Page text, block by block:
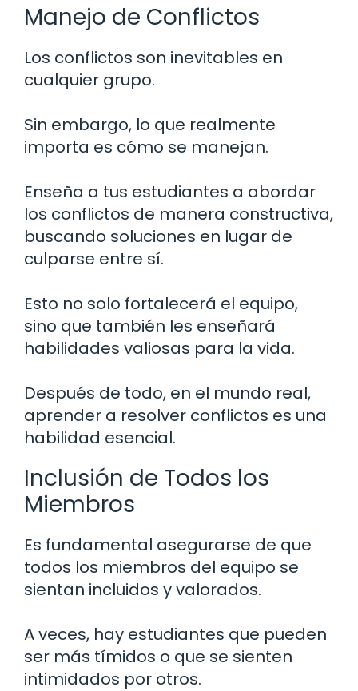
Manejo de Conflictos
Los conflictos son inevitables en
cualquier grupo.
Sin embargo, lo que realmente
importa es cómo se manejan.
Enseña a tus estudiantes a abordar
los conflictos de manera constructiva,
buscando soluciones en lugar de
culparse entre sí.
Esto no solo fortalecerá el equipo,
sino que también les enseñará
habilidades valiosas para la vida.
Después de todo, en el mundo real,
aprender a resolver conflictos es una
habilidad esencial.
Inclusión de Todos los
Miembros
Es fundamental asegurarse de que
todos los miembros del equipo se
sientan incluidos y valorados.
A veces, hay estudiantes que pueden
ser más tímidos o que se sienten
intimidados por otros.